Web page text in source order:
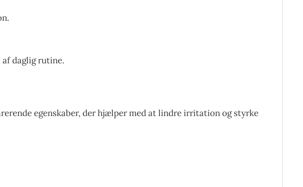
daglig rutine.
egenskaber, der hjælper med at lindre irritation og styrke